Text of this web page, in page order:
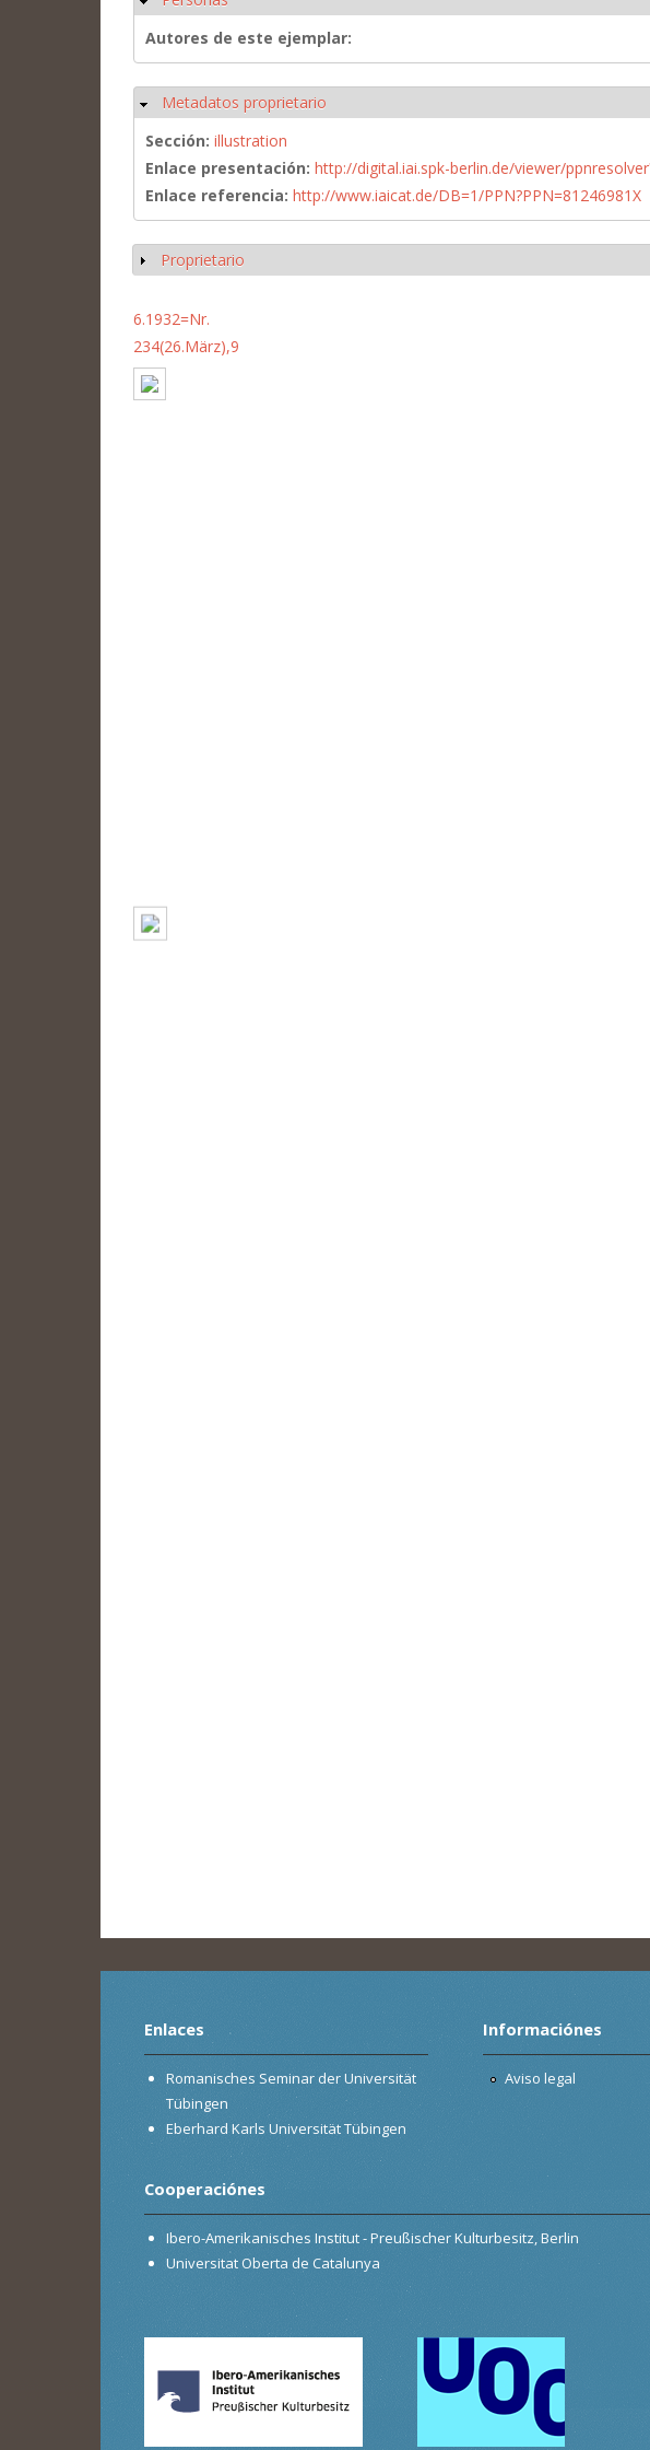
Autores de este ejemplar:
Ocultar
Metadatos proprietario
Sección: illustration
Enlace presentación: http://digital.iai.spk-berlin.de/viewer/
Enlace referencia: http://www.iaicat.de/DB=1/PPN?PPN=81246981X
Mostrar
Proprietario
6.1932=Nr.
234(26.März),9
Enlaces
Romanisches Seminar der Universität
Tübingen
Eberhard Karls Universität Tübingen
Informaciónes
Aviso legal
Cooperaciónes
Ibero-Amerikanisches Institut - Preußischer Kulturbesitz, Berlin
Universitat Oberta de Catalunya